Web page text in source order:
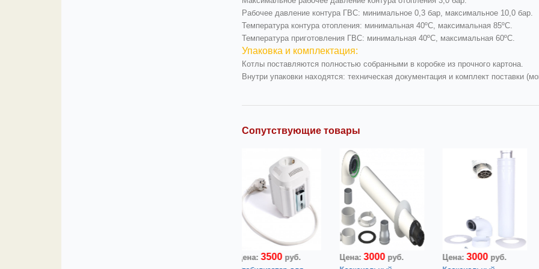
Рабочее давление контура ГВС: минимальное 0,3 бар, максимальное 10,0 бар.
Температура контура отопления: минимальная 40ºC, максимальная 85ºC.
Температура приготовления ГВС: минимальная 40ºC, максимальная 60ºC.
Упаковка и комплектация:
Котлы поставляются полностью собранными в коробке из прочного картона.
Внутри упаковки находятся: техническая документация и комплект поставки
Сопутствующие товары
Цена:3000руб.
Цена:3000руб.
Цена:600руб.